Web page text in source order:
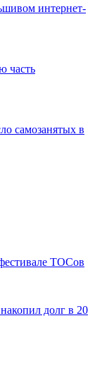
интернет-
часть
самозанятых в
ТОСов
долг в 20